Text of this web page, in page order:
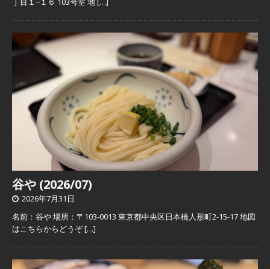
谷や (2026/07)
2026年7月31日
名前：谷や 場所：〒103-0013 東京都中央区日本橋人形町2-15-17 地図
はこちらからどうぞ[…]